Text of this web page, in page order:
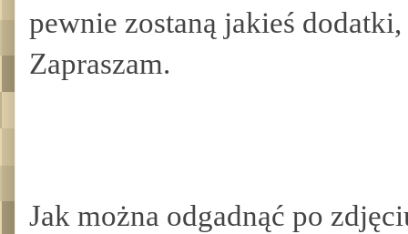
pewnie zostaną jakieś
Zapraszam.
Jak można odgadnąć po